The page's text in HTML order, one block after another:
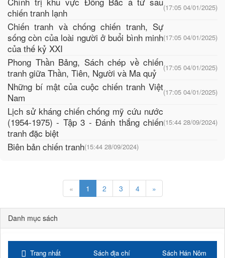
chiến tranh lạnh
(17:05 04/01/2025)
Chiến tranh và chống chiến tranh, Sự
sống còn của loài người ở buổi bình minh
của thế kỷ XXI
(17:05 04/01/2025)
Phong Thần Bảng, Sách chép về chiến
tranh giữa Thần, Tiên, Người và Ma quỷ
(17:05 04/01/2025)
Những bí mật của cuộc chiến tranh Việt
Nam
(17:05 04/01/2025)
Lịch sử kháng chiến chống mỹ cứu nước
(1954-1975) - Tập 3 - Đánh thắng chiến
tranh đặc biệt
(15:44 28/09/2024)
Biên bản chiến tranh(15:44 28/09/2024)
« 1 2 3 4 »
Danh mục sách
Trang nhất Sách địa chí Sách Hán Nôm